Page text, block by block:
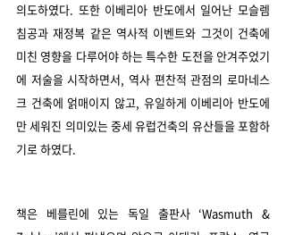
의도하였다. 또한 이베리아 반도에서 일어난 모슬렘
침공과 재정복 같은 역사적 이벤트와 그것이 건축에
미친 영향을 다루어야 하는 특수한 도전을 안겨주었기
에 저술을 시작하면서, 역사 편찬적 관점의 로마네스
크 건축에 얽매이지 않고, 유일하게 이베리아 반도에
만 세워진 의미있는 중세 유럽건축의 유산들을 포함하
기로 하였다.
책은 베를린에 있는 독일 출판사 ‘Wasmuth &